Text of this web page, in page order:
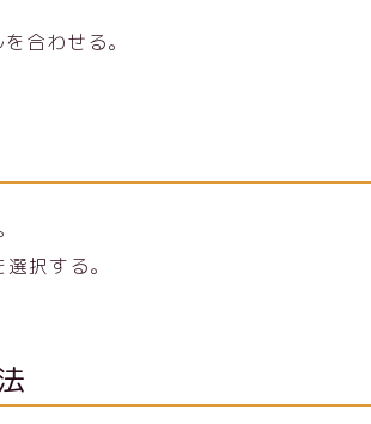
合わせる。
択する。